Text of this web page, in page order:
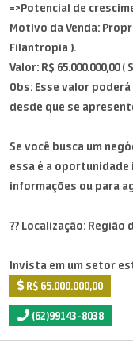
=>Potencial de
Motivo da Venda:
Filantropia ).
Valor: R$ 65.000.000,00
Obs: Esse valor
desde que se
Se você busca um
essa é a
informações ou para
?? Localização: Região
Invista em um setor
R$ 65.000.000,00
(62)99143-8038